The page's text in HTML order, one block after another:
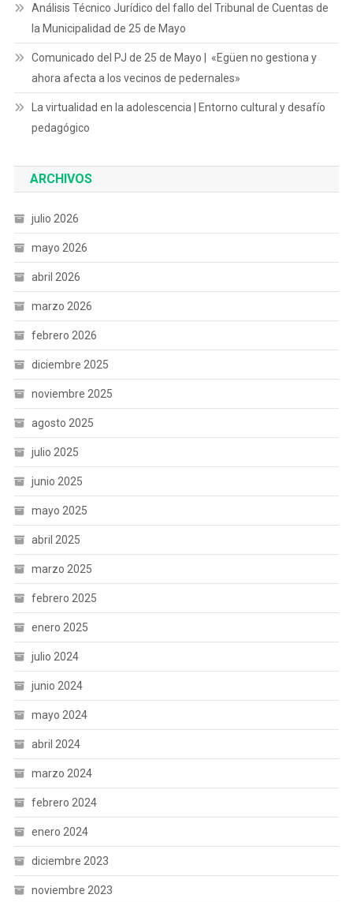
Análisis Técnico Jurídico del fallo del Tribunal de Cuentas de
la Municipalidad de 25 de Mayo
Comunicado del PJ de 25 de Mayo | «Egüen no gestiona y
ahora afecta a los vecinos de pedernales»
La virtualidad en la adolescencia | Entorno cultural y desafío
pedagógico
ARCHIVOS
julio 2026
mayo 2026
abril 2026
marzo 2026
febrero 2026
diciembre 2025
noviembre 2025
agosto 2025
julio 2025
junio 2025
mayo 2025
abril 2025
marzo 2025
febrero 2025
enero 2025
julio 2024
junio 2024
mayo 2024
abril 2024
marzo 2024
febrero 2024
enero 2024
diciembre 2023
noviembre 2023